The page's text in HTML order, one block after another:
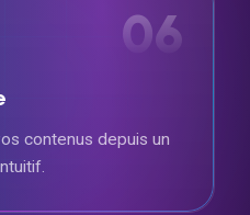
06
contenus depuis un